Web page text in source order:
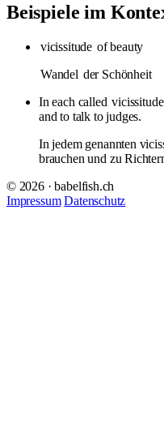
Beispiele im
vicissitude of beauty
Wandel der Schönheit
In each called vicissitude
and to talk to judges.
In jedem genannten
brauchen und zu
© 2026 · babelfish.ch
Impressum Datenschutz